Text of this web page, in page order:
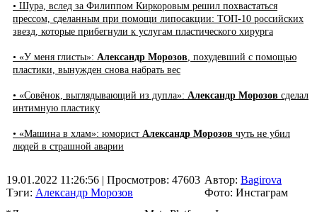
• Шура, вслед за Филиппом Киркоровым решил похвастаться
прессом, сделанным при помощи липосакции: ТОП-10 российских
звезд, которые прибегнули к услугам пластического хирурга
• «У меня глисты»: Александр Морозов, похудевший с помощью
пластики, вынужден снова набрать вес
• «Совёнок, выглядывающий из дупла»: Александр Морозов сделал
интимную пластику
• «Машина в хлам»: юморист Александр Морозов чуть не убил
людей в страшной аварии
19.01.2022 11:26:56 | Просмотров: 47603
Тэги: Александр Морозов
Автор: Bagirova
Фото: Инстаграм